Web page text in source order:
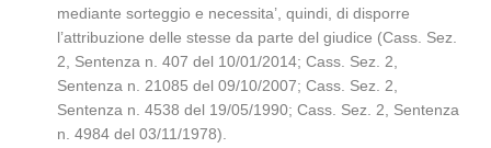
mediante sorteggio e necessita’, quindi, di disporre
l’attribuzione delle stesse da parte del giudice (Cass. Sez.
2, Sentenza n. 407 del 10/01/2014; Cass. Sez. 2,
Sentenza n. 21085 del 09/10/2007; Cass. Sez. 2,
Sentenza n. 4538 del 19/05/1990; Cass. Sez. 2, Sentenza
n. 4984 del 03/11/1978).